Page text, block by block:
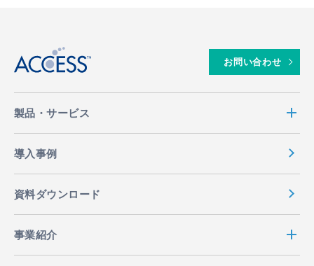
お問い合わせ
製品・サービス
導入事例
資料ダウンロード
事業紹介